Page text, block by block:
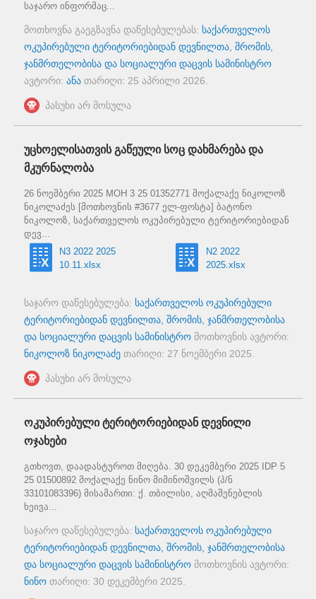
საჯარო ინფორმაც...
მოთხოვნა გაეგზავნა დაწესებულებას: საქართველოს
ოკუპირებული ტერიტორიებიდან დევნილთა, შრომის,
ჯანმრთელობისა და სოციალური დაცვის სამინისტრო
ავტორი: ანა თარიღი: 25 აპრილი 2026
პასუხი არ მოსულა
უცხოელისათვის გაწეული სოც დახმარება და
მკურნალობა
26 ნოემბერი 2025 MOH 3 25 01352771 მოქალაქე ნიკოლოზ
ნიკოლაძეს [მოთხოვნის #3677 ელ-ფოსტა] ბატონო
ნიკოლოზ, საქართველოს ოკუპირებული ტერიტორიებიდან
დევ...
N3 2022 2025
10.11.xlsx
N2 2022
2025.xlsx
საჯარო დაწესებულება: საქართველოს ოკუპირებული
ტერიტორიებიდან დევნილთა, შრომის, ჯანმრთელობისა
და სოციალური დაცვის სამინისტრო მოთხოვნის ავტორი:
ნიკოლოზ ნიკოლაძე თარიღი: 27 ნოემბერი 2025
პასუხი არ მოსულა
ოკუპირებული ტერიტორიებიდან დევნილი
ოჯახები
გთხოვთ, დაადასტუროთ მიღება. 30 დეკემბერი 2025 IDP 5
25 01500892 მოქალაქე ნინო მიმინოშვილს (პ/ნ
33101083396) მისამართი: ქ. თბილისი, აღმაშენებლის
ხეივა...
საჯარო დაწესებულება: საქართველოს ოკუპირებული
ტერიტორიებიდან დევნილთა, შრომის, ჯანმრთელობისა
და სოციალური დაცვის სამინისტრო მოთხოვნის ავტორი:
ნინო თარიღი: 30 დეკემბერი 2025